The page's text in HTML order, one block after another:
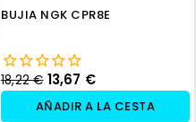
BUJIA NGK CPR8E
18,22 € 13,67 €
AÑADIR A LA CESTA